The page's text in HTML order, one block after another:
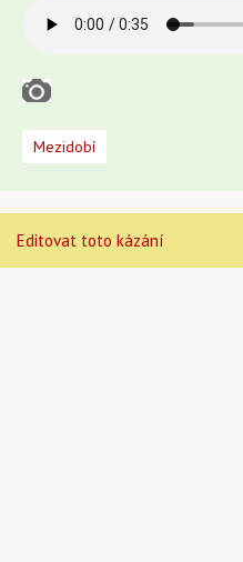
Mezidobí
Editovat toto kázání